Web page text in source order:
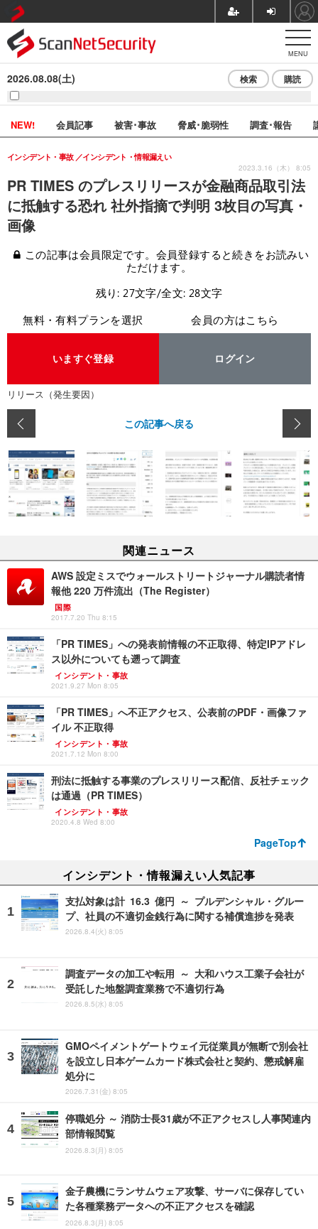
MENU
2026.08.08(土) 検索 購読
NEW! 会員記事 被害･事故 脅威･脆弱性 調査･報告
PR TIMES のプレスリリースが金融商品取引法
に抵触する恐れ 社外指摘で判明 3枚目の写真・
画像
インシデント・事故 インシデント・情報漏えい
2023.3.16（木） 8:05
この記事は会員限定です。会員登録すると続きをお読みい
ただけます。
残り: 27文字/全文: 28文字
無料・有料プランを選択
いますぐ登録
会員の方はこちら
ログイン
リリース（発生要因）
この記事へ戻る
関連ニュース
AWS 設定ミスでウォールストリートジャーナル購読者情
報他 220 万件流出（The Register）
国際
2017.7.20 Thu 8:15
「PR TIMES」への発表前情報の不正取得、特定IPアドレ
ス以外についても遡って調査
インシデント・事故
2021.9.27 Mon 8:05
「PR TIMES」へ不正アクセス、公表前のPDF・画像ファ
イル 不正取得
インシデント・事故
2021.7.12 Mon 8:00
刑法に抵触する事業のプレスリリース配信、反社チェック
は通過（PR TIMES）
インシデント・事故
2020.4.8 Wed 8:00
PageTop
インシデント・情報漏えい人気記事
支払対象は計 16.3 億円 ～ プルデンシャル・グルー
プ、社員の不適切金銭行為に関する補償進捗を発表
2026.8.4(火) 8:05
調査データの加工や転用 ～ 大和ハウス工業子会社が
受託した地盤調査業務で不適切行為
2026.8.5(水) 8:05
GMOペイメントゲートウェイ元従業員が無断で別会社
を設立し日本ゲームカード株式会社と契約、懲戒解雇
処分に
2026.7.31(金) 8:05
停職処分 ～ 消防士長31歳が不正アクセスし人事関連内
部情報閲覧
2026.8.3(月) 8:05
金子農機にランサムウェア攻撃、サーバに保存してい
た各種業務データへの不正アクセスを確認
2026.8.3(月) 8:05